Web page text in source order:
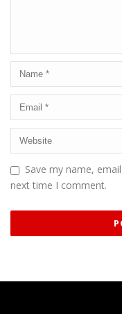
Save my name,
next time I comment.